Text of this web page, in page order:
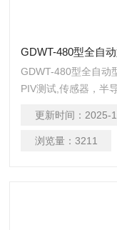
GDWT-480型全自
GDWT-480型全自动
PIV测试,传感器，半
速器件的精密电子样
并缩减研发时间和器
更新时间： 2025-
浏览量： 3211